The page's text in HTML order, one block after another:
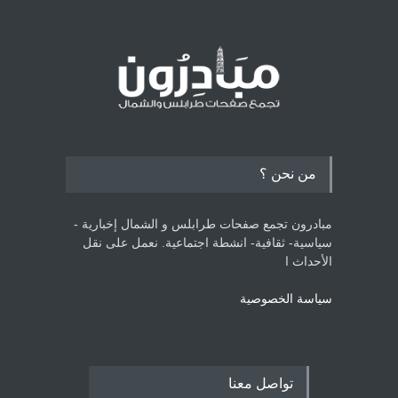
من نحن ؟
مبادرون تجمع صفحات طرابلس و الشمال إخبارية -
سياسية- ثقافية- انشطة اجتماعية. نعمل على نقل
الأحداث ا
سياسة الخصوصية
تواصل معنا